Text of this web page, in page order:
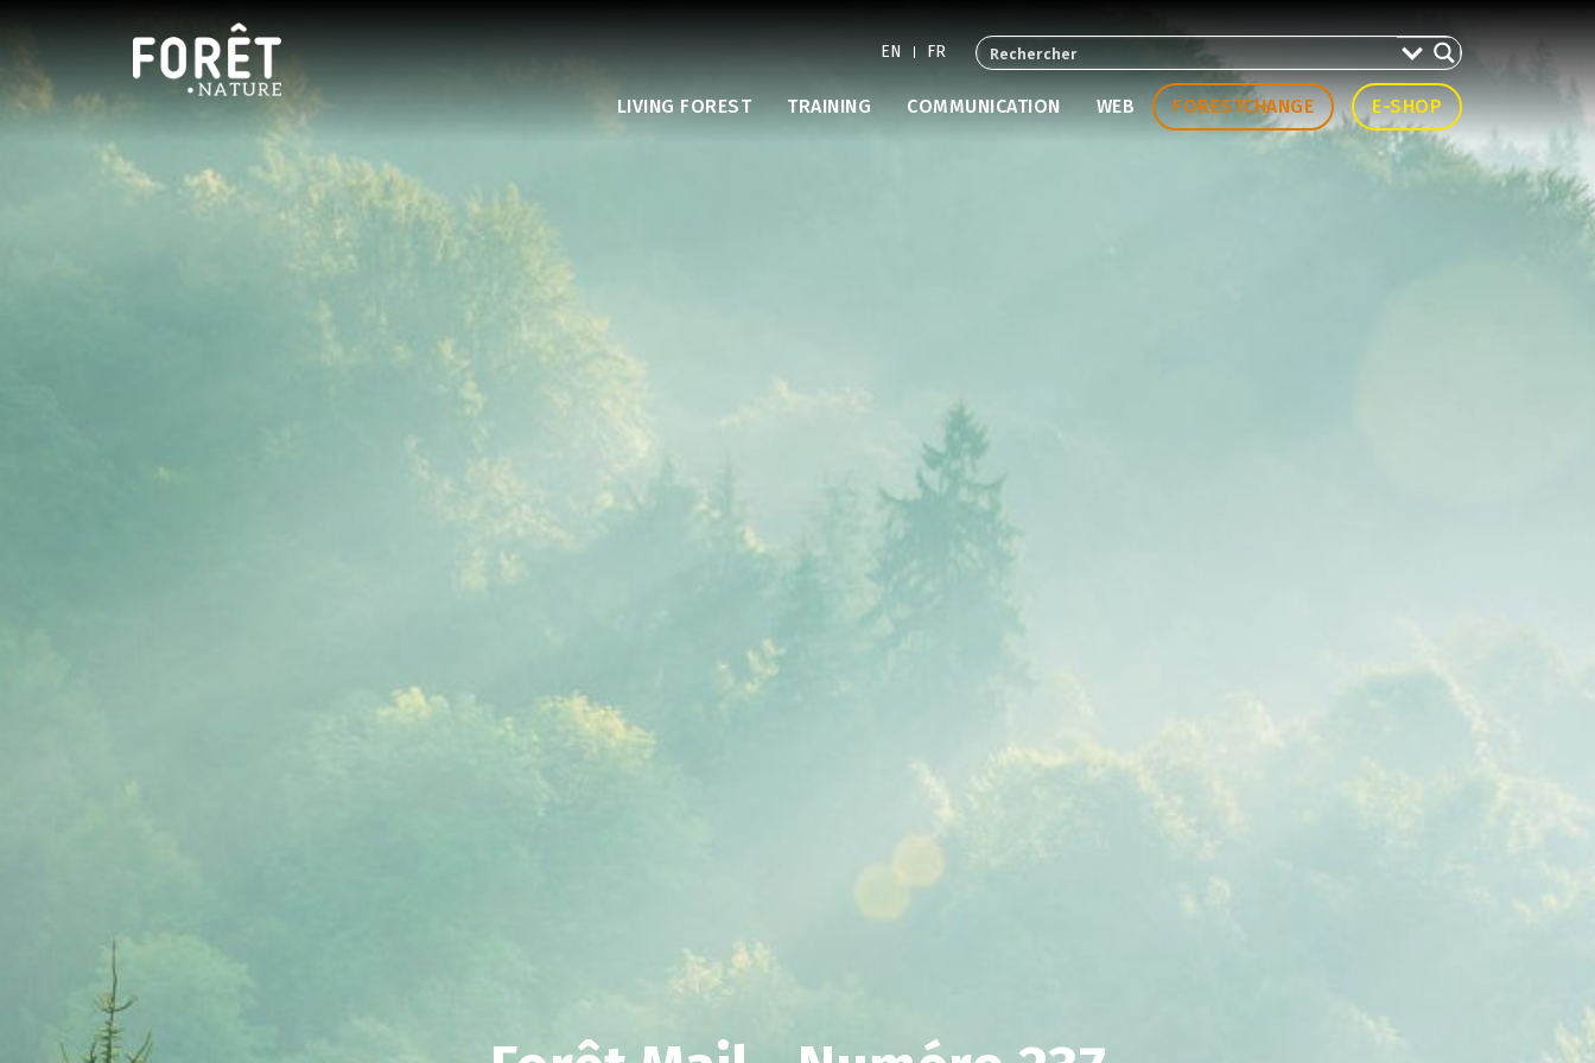
EN FR
LIVING FOREST TRAINING COMMUNICATION WEB FORESTCHANGE E-SHOP